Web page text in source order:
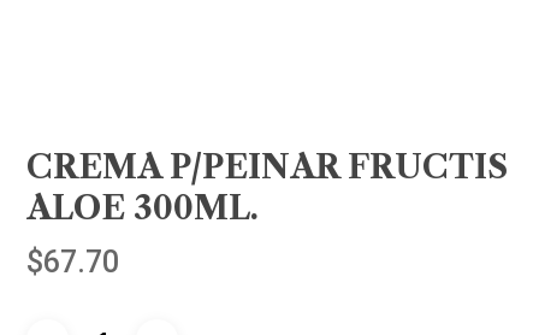
CREMA P/PEINAR FRUCTIS
ALOE 300ML.
$67.70